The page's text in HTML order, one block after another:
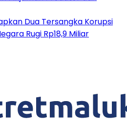
Dua Tersangka Korupsi
Rugi Rp18,9 Miliar